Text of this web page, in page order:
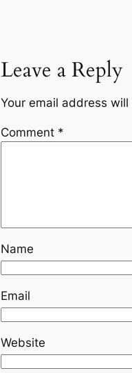
Leave a Reply
Your email address
Comment *
Name
Email
Website